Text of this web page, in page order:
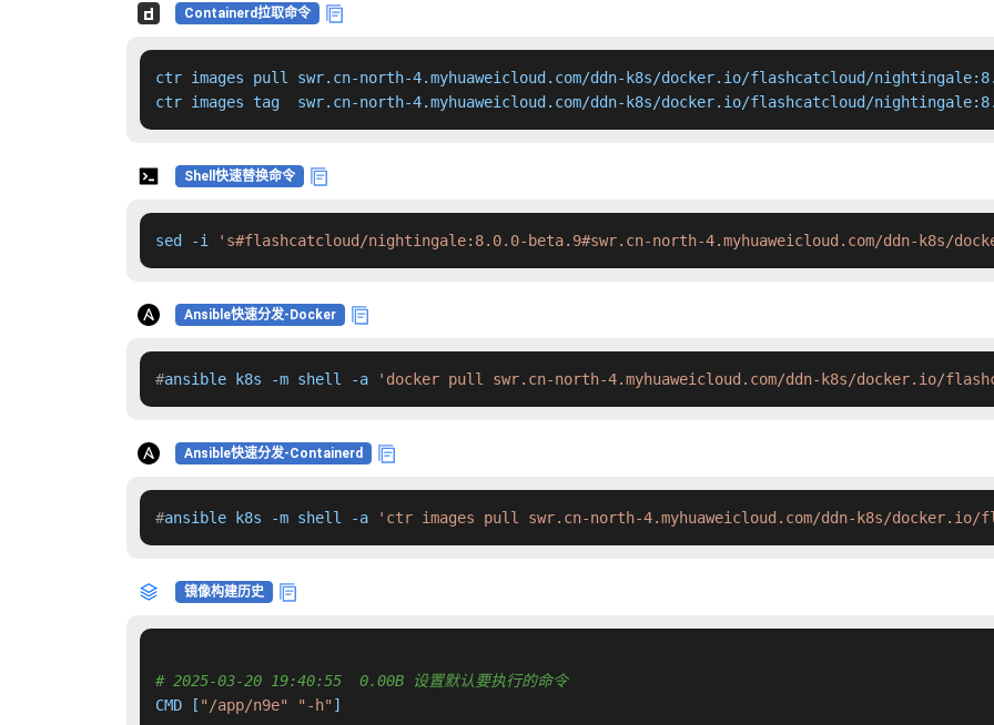
Containerd拉取命令
ctr images pull swr.cn-north-4.myhuaweicloud.com/ddn-k8s/docker.io/flashcatcloud/
ctr images tag  swr.cn-north-4.myhuaweicloud.com/ddn-k8s/docker.io/flashcatcloud/
Shell快速替换命令
sed -i 's#flashcatcloud/nightingale:8.0.0-beta.9#swr.cn-north-4.myhuaweicloud.com/ddn-k8s/
Ansible快速分发-Docker
#ansible k8s -m shell -a 'docker pull swr.cn-north-4.myhuaweicloud.com/ddn-k8s/docker.io/
Ansible快速分发-Containerd
#ansible k8s -m shell -a 'ctr images pull swr.cn-north-4.myhuaweicloud.com/ddn-k8s/
镜像构建历史
# 2025-03-20 19:40:55  0.00B 设置默认要执行的命令
CMD [ "/app/n9e" "-h" ]